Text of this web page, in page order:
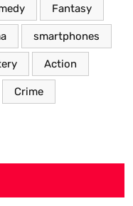
Fantasy
smartphones
Action
Crime